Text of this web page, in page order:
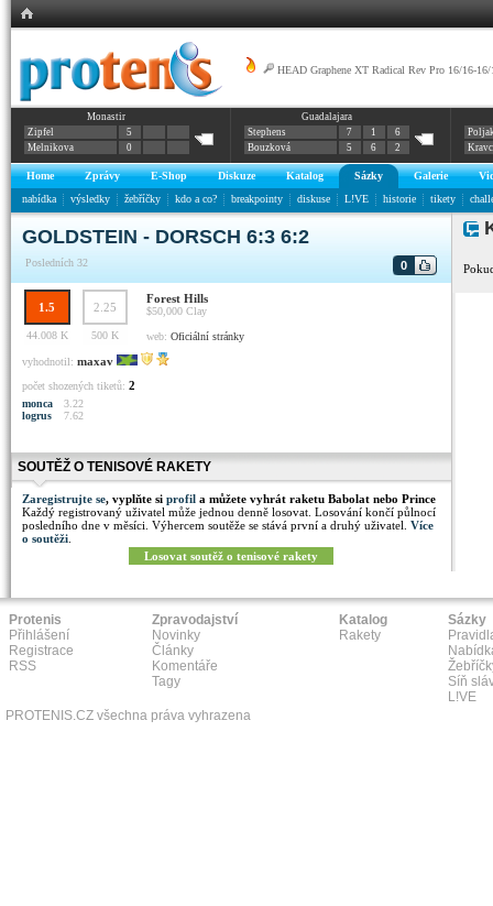
HEAD Graphene XT Radical Rev Pro 16/16-16/
Monastir
Zipfel
5
Melnikova
0
Guadalajara
Stephens
7 1
6
Bouzková
5 6 2
Home Zprávy E-Shop Diskuze Katalog Sázky Galerie
nabídka
výsledky žebříčky kdo a co? breakpointy diskuse L!VE historie tikety
GOLDSTEIN - DORSCH 6:3 6:2
Posledních 32 0
1.5 2.25
Forest Hills
$50,000 Clay
44.008 K
500 K web: Oficiální stránky
vyhodnotil: maxav
počet shozených tiketů: 2
monca
3.22
logrus
7.62
SOUTĚŽ O TENISOVÉ RAKETY
Zaregistrujte se, vyplňte si profil a můžete vyhrát raketu Babolat nebo Prince
Každý registrovaný uživatel může jednou denně losovat. Losování končí půlnocí
posledního dne v měsíci. Výhercem soutěže se stává první a druhý uživatel. Více
o soutěži
Losovat soutěž o tenisové rakety
Protenis
Přihlášení
Registrace
RSS
Zpravodajství
Novinky
Články
Komentáře
Tagy
Katalog
Rakety
Sázky
Síň
L!VE
PROTENIS.CZ všechna práva vyhrazena